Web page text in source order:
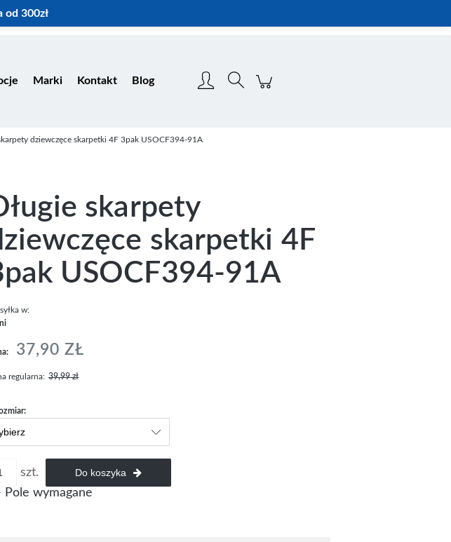
od 300zł
Marki Kontakt Blog
dziewczęce skarpetki 4F 3pak USOCF394-91A
skarpety
skarpetki 4F
USOCF394-91A
w:
37,90 ZŁ
regularna: 39,99 zł
szt. Do koszyka
Pole wymagane